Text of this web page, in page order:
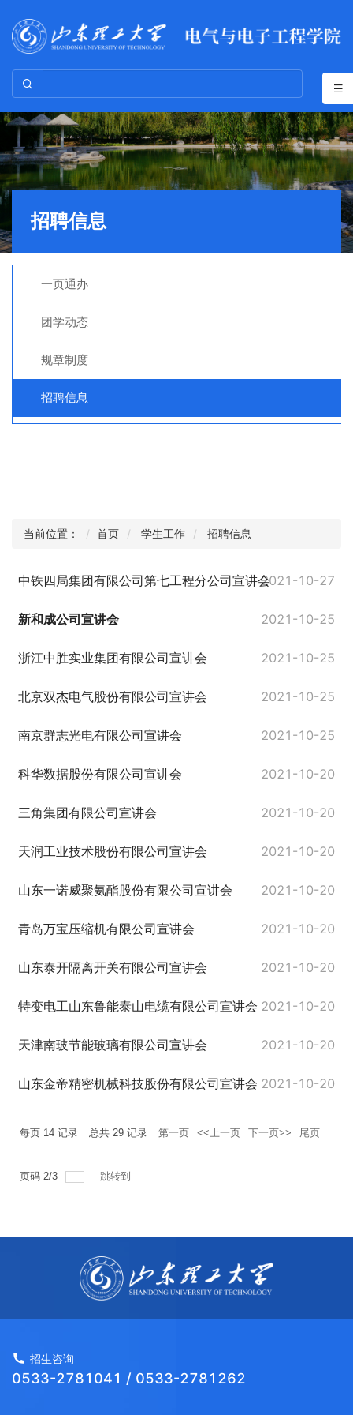
招聘信息
一页通办
团学动态
规章制度
招聘信息
当前位置： 首页 学生工作 招聘信息
中铁四局集团有限公司第七工程分公司宣讲会2021-10-27
新和成公司宣讲会 2021-10-25
浙江中胜实业集团有限公司宣讲会 2021-10-25
北京双杰电气股份有限公司宣讲会 2021-10-25
南京群志光电有限公司宣讲会 2021-10-25
科华数据股份有限公司宣讲会 2021-10-20
三角集团有限公司宣讲会 2021-10-20
天润工业技术股份有限公司宣讲会 2021-10-20
山东一诺威聚氨酯股份有限公司宣讲会 2021-10-20
青岛万宝压缩机有限公司宣讲会 2021-10-20
山东泰开隔离开关有限公司宣讲会 2021-10-20
特变电工山东鲁能泰山电缆有限公司宣讲会 2021-10-20
天津南玻节能玻璃有限公司宣讲会 2021-10-20
山东金帝精密机械科技股份有限公司宣讲会 2021-10-20
每页 14 记录 总共 29 记录 第一页 <<上一页 下一页>> 尾页
页码 2/3 跳转到
招生咨询
0533-2781041 / 0533-2781262